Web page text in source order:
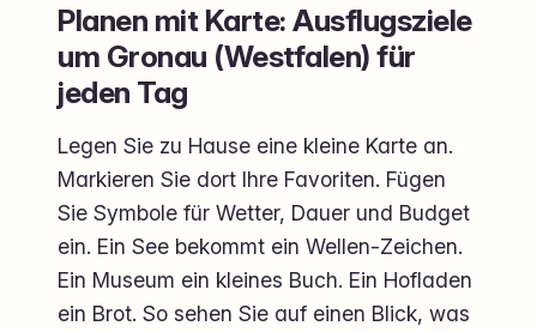
Planen mit Karte: Ausflugsziele
um Gronau (Westfalen) für
jeden Tag
Legen Sie zu Hause eine kleine Karte an.
Markieren Sie dort Ihre Favoriten. Fügen
Sie Symbole für Wetter, Dauer und Budget
ein. Ein See bekommt ein Wellen-Zeichen.
Ein Museum ein kleines Buch. Ein Hofladen
ein Brot. So sehen Sie auf einen Blick, was